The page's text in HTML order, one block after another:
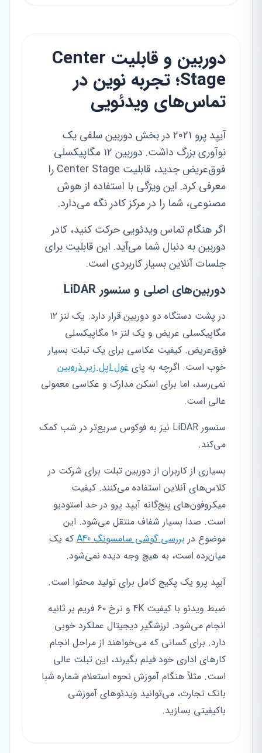
دوربین و قابلیت Center
Stage؛ تجربه نوین در
تماس‌های ویدئویی
آیپد پرو ۲۰۲۱ در بخش دوربین سلفی یک
نوآوری بزرگ داشت. دوربین ۱۲ مگاپیکسلی
فوق‌عریض جدید، قابلیت Center Stage را
معرفی کرد. این ویژگی با استفاده از هوش
مصنوعی، شما را در مرکز کادر نگه می‌دارد.
اگر هنگام تماس ویدئویی حرکت کنید، کادر
دوربین به دنبال شما می‌آید. این قابلیت برای
جلسات آنلاین بسیار کاربردی است.
دوربین‌های اصلی و سنسور LiDAR
در پشت دستگاه دو دوربین قرار دارد. یک لنز ۱۲
مگاپیکسلی عریض و یک لنز ۱۰ مگاپیکسلی
فوق‌عریض. کیفیت عکاسی برای یک تبلت بسیار
خوب است. اگرچه به پای غول اپل زیر ذره‌بین
نمی‌رسد، اما برای اسکن مدارک و عکاسی معمولی
عالی است.
سنسور LiDAR نیز به فوکوس سریع‌تر در شب کمک
می‌کند.
بسیاری از کاربران از دوربین تبلت برای شرکت در
کلاس‌های آنلاین استفاده می‌کنند. کیفیت
میکروفون‌های پنج‌گانه آیپد پرو در حد استودیو
است. صدا بسیار شفاف منتقل می‌شود. این
موضوع در بررسی گوشی سامسونگ A40
که یک
میان‌رده است، به هیچ وجه دیده نمی‌شود.
آیپد پرو یک پکیج کامل برای تولید محتوا است.
ضبط ویدئو با کیفیت 4K و نرخ ۶۰ فریم بر ثانیه
انجام می‌شود. لرزشگیر دیجیتال عملکرد خوبی
دارد. برای کسانی که می‌خواهند از مراحل انجام
کارهای اداری خود فیلم بگیرند، این تبلت عالی
است. مثلاً هنگام آموزش نحوه استعلام شماره شبا
بانک تجارت، می‌توانید ویدئوهای آموزشی
باکیفیتی بسازید.